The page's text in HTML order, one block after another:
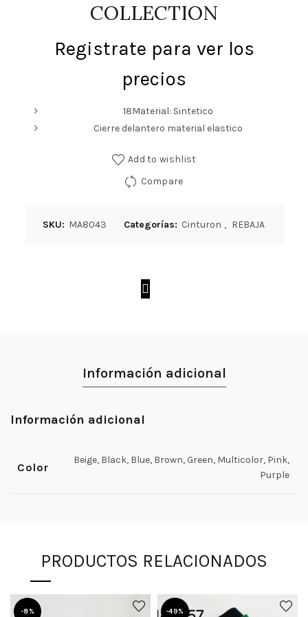
COLLECTION
Registrate para ver los
precios
18Material: Sintetico
Cierre delantero material elastico
Add to wishlist
Compare
SKU: MA8043 Categorías: Cinturon , REBAJA
Información adicional
Información adicional
Color
Beige, Black, Blue, Brown, Green, Multicolor, Pink,
Purple
PRODUCTOS RELACIONADOS
-8% -49%